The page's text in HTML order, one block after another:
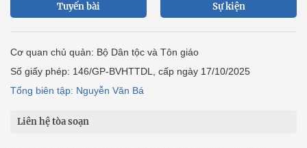
Tuyến bài Sự kiện
Cơ quan chủ quản: Bộ Dân tộc và Tôn giáo
Số giấy phép: 146/GP-BVHTTDL, cấp ngày 17/10/2025
Tổng biên tập: Nguyễn Văn Bá
Liên hệ tòa soạn